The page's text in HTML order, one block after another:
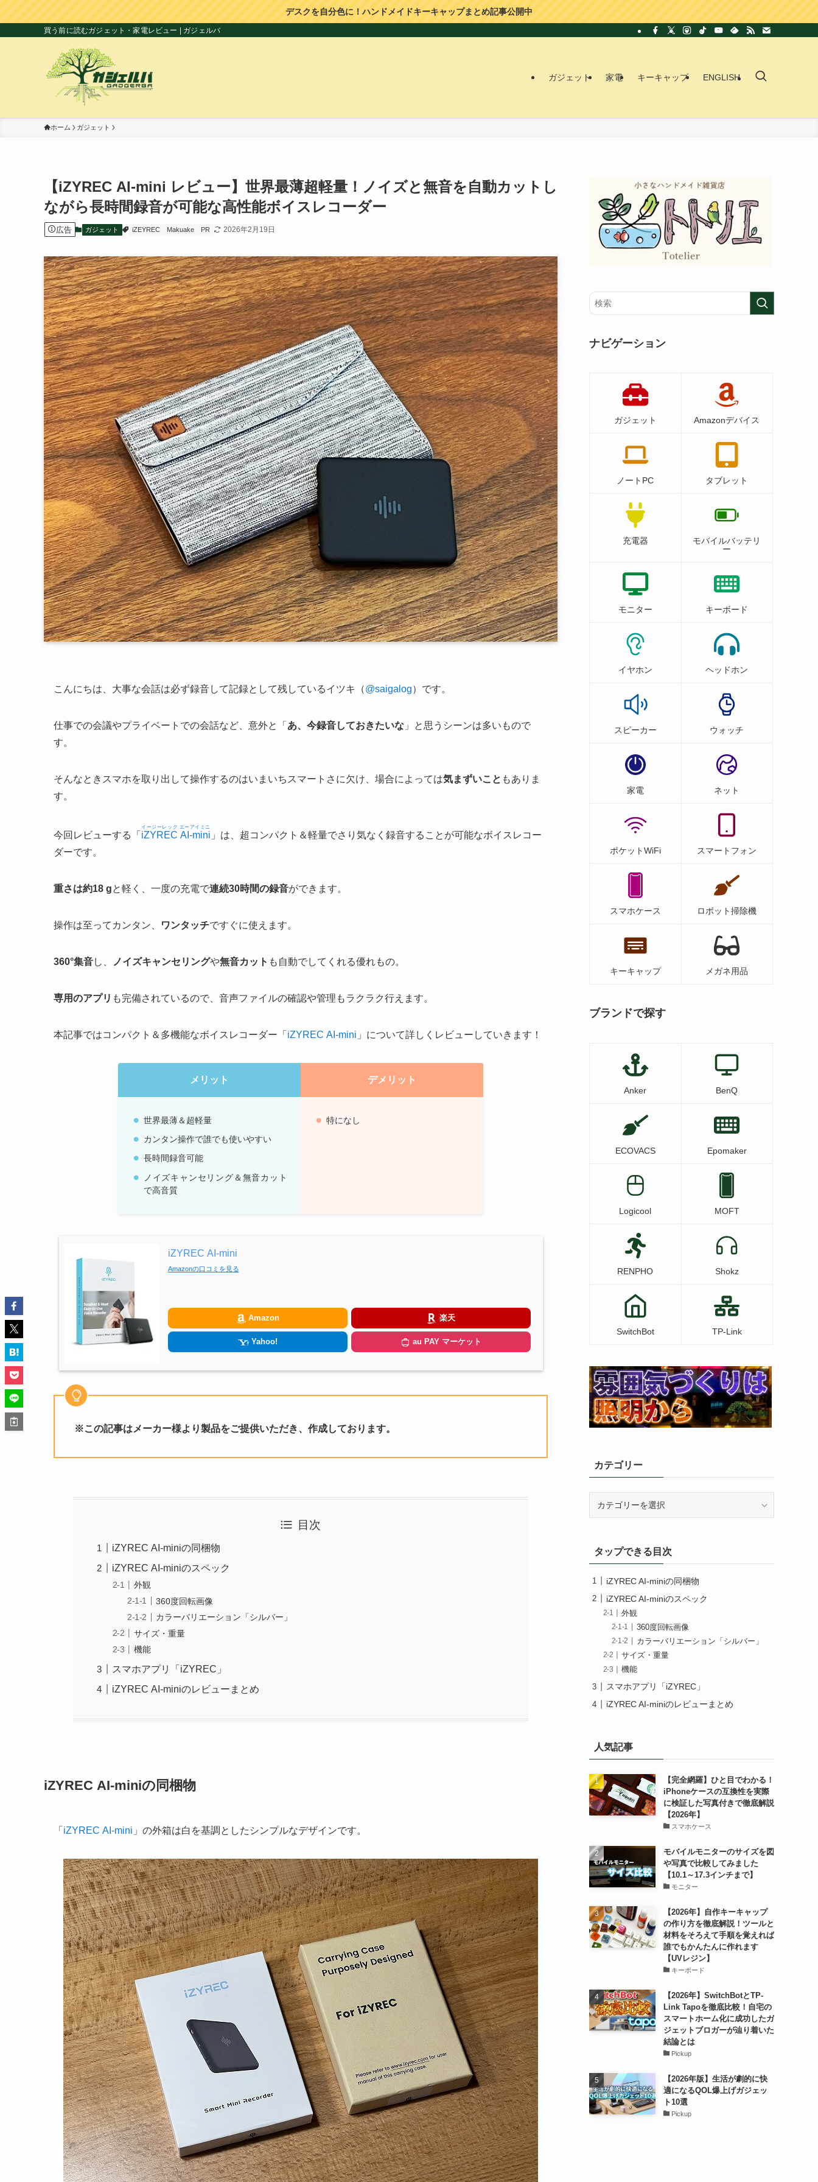
デスクを自分色に！ハンドメイドキーキャップまとめ記事公開中
買う前に読むガジェット・家電レビュー | ガジェルバ
ガジェット 家電 キーキャップ ENGLISH
ホーム ガジェット
【iZYREC AI-mini レビュー】世界最薄超軽量！ノイズと無音を自動カットし
ながら長時間録音が可能な高性能ボイスレコーダー
広告 ガジェット iZEYREC Makuake PR 2026年2月19日
こんにちは、大事な会話は必ず録音して記録として残しているイツキ（@saigalog）です。
仕事での会議やプライベートでの会話など、意外と「 あ、今録音しておきたいな 」と思うシーンは多いもので
す。
そんなときスマホを取り出して操作するのはいまいちスマートさに欠け、場合によっては気まずいこと もありま
す。
今回レビューする「 iZYREC AI-mini
イージーレック エーアイミニ
」は、超コンパクト＆軽量でさり気なく録音することが可能なボイスレコー
ダーです。
重さは約18 gと軽く、一度の充電で連続30時間の録音ができます。
操作は至ってカンタン、 ワンタッチですぐに使えます。
360°集音し、 ノイズキャンセリングや無音カット も自動でしてくれる優れもの。
専用のアプリ も完備されているので、音声ファイルの確認や管理もラクラク行えます。
本記事ではコンパクト＆多機能なボイスレコーダー「 iZYREC AI-mini 」について詳しくレビューしていきます！
メリット デメリット
世界最薄＆超軽量
カンタン操作で誰でも使いやすい
長時間録音可能
ノイズキャンセリング＆無音カット
で高音質
特になし
iZYREC AI-mini
Amazonの口コミを見る
Amazon 楽天
Yahoo! au PAY マーケット
※この記事はメーカー様より製品をご提供いただき、作成しております。
目次
iZYREC AI-miniの同梱物
iZYREC AI-miniのスペック
外観
360度回転画像
カラーバリエーション「シルバー」
サイズ・重量
機能
スマホアプリ「iZYREC」
iZYREC AI-miniのレビューまとめ
iZYREC AI-miniの同梱物
「 iZYREC AI-mini 」の外箱は白を基調としたシンプルなデザインです。
ナビゲーション
ガジェット Amazonデバイス
ノートPC タブレット
充電器
モバイルバッテリ
ー
モニター キーボード
イヤホン ヘッドホン
スピーカー ウォッチ
家電 ネット
ポケットWiFi スマートフォン
スマホケース ロボット掃除機
キーキャップ メガネ用品
ブランドで探す
Anker BenQ
ECOVACS Epomaker
Logicool MOFT
RENPHO Shokz
SwitchBot TP-Link
カテゴリー
ータップできる目次
iZYREC AI-miniの同梱物
iZYREC AI-miniのスペック
外観
360度回転画像
カラーバリエーション「シルバー」
サイズ・重量
機能
スマホアプリ「iZYREC」
iZYREC AI-miniのレビューまとめ
人気記事
【完全網羅】ひと目でわかる！
iPhoneケースの互換性を実際
に検証した写真付きで徹底解説
【2026年】
スマホケース
モバイルモニターのサイズを図
や写真で比較してみました
【10.1～17.3インチまで】
モニター
【2026年】自作キーキャップ
の作り方を徹底解説！ツールと
材料をそろえて手順を覚えれば
誰でもかんたんに作れます
【UVレジン】
キーボード
【2026年】SwitchBotとTP-
Link Tapoを徹底比較！自宅の
スマートホーム化に成功したガ
ジェットブロガーが辿り着いた
結論とは
Pickup
【2026年版】生活が劇的に快
適になるQOL爆上げガジェッ
ト10選
Pickup